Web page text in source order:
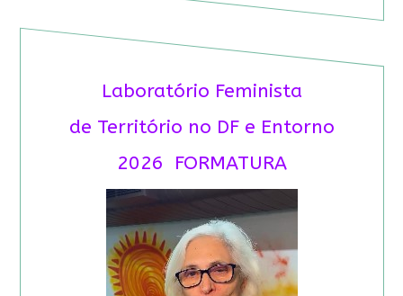
Laboratório Feminista
de Território no DF e Entorno
2026 FORMATURA